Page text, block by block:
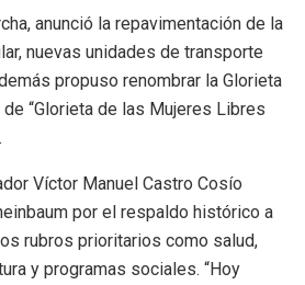
anunció la repavimentación de la
nuevas unidades de transporte
propuso renombrar la Glorieta
“Glorieta de las Mujeres Libres
Víctor Manuel Castro Cosío
por el respaldo histórico a
rubros prioritarios como salud,
y programas sociales. “Hoy